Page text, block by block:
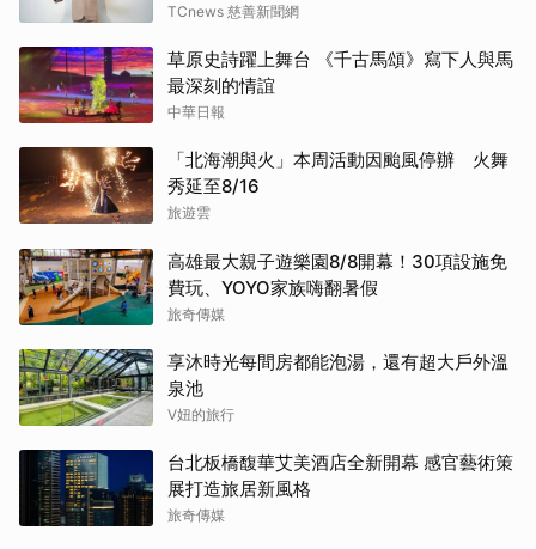
TCnews 慈善新聞網
草原史詩躍上舞台 《千古馬頌》寫下人與馬
最深刻的情誼
中華日報
「北海潮與火」本周活動因颱風停辦 火舞
秀延至8/16
旅遊雲
高雄最大親子遊樂園8/8開幕！30項設施免
費玩、YOYO家族嗨翻暑假
旅奇傳媒
享沐時光每間房都能泡湯，還有超大戶外溫
泉池
V妞的旅行
台北板橋馥華艾美酒店全新開幕 感官藝術策
展打造旅居新風格
旅奇傳媒